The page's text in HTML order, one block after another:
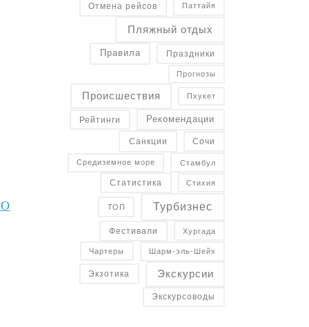
Отмена рейсов Паттайя
Пляжный отдых
Правила Праздники
Прогнозы
Происшествия Пхукет
Рейтинги Рекомендации
Санкции Сочи
Средиземное море Стамбул
Статистика Стихия
ТОП Турбизнес
Фестивали Хургада
Чартеры Шарм-эль-Шейх
Экзотика Экскурсии
Экскурсоводы